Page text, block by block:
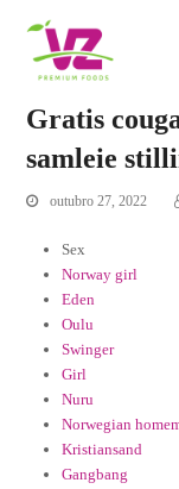
Gratis
samleie
outubro 27, 2022
Sex
Norway girl
Eden
Oulu
Swinger
Girl
Nuru
Norwegian
Kristiansand
Gangbang